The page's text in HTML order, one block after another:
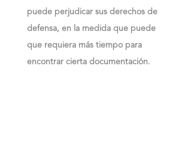
puede perjudicar sus derechos de
defensa, en la medida que puede
que requiera más tiempo para
encontrar cierta documentación.